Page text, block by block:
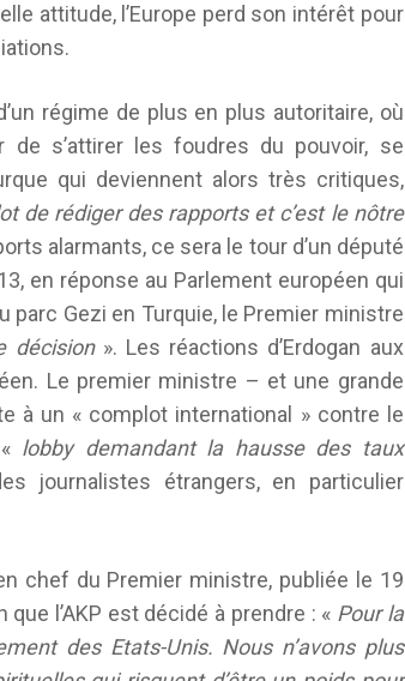
attitude, l’Europe perd son intérêt pour
régime de plus en plus autoritaire, où
de s’attirer les foudres du pouvoir, se
qui deviennent alors très critiques,
de rédiger des rapports et c’est le nôtre
alarmants, ce sera le tour d’un député
en réponse au Parlement européen qui
Gezi en Turquie, le Premier ministre
décision». Les réactions d’Erdogan aux
Le premier ministre – et une grande
à un « complot international » contre le
lobby demandant la hausse des taux
journalistes étrangers, en particulier
chef du Premier ministre, publiée le 19
l’AKP est décidé à prendre : « Pour la
des Etats-Unis. Nous n’avons plus